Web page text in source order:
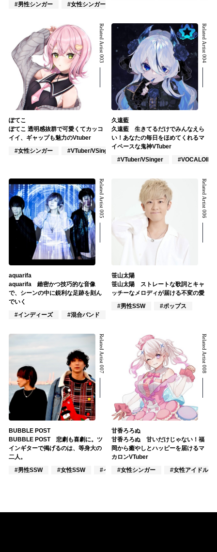
#男性シンガー
#女性シンガー
Related Artist 003
ぽてこ
ぽてこ 透明感抜群で可愛くてカッコ
イイ、ギャップも魅力のVtuber
#女性シンガー
#VTuber/VSinger #ポップス
Related Artist 004
久遠藍
久遠藍 生きてるだけでみんなえら
い！あなたの毎日をほめてくれるマ
イペースな鬼神VTuber
#VTuber/VSinger
#VOCALOID
Related Artist 005
aquarifa
aquarifa 緻密かつ技巧的な音像
で、シーンの中に鋭利な足跡を刻ん
でいく
#インディーズ
#混合バンド
Related Artist 006
笹山太陽
笹山太陽 ストレートな歌詞とキャ
ッチーなメロディが届ける不変の愛
#男性SSW
#ポップス
Related Artist 007
BUBBLE POST
BUBBLE POST 悲劇も喜劇に。ツ
インギターで掲げるのは、等身大の
二人。
#男性SSW
#女性SSW #インディーズ
Related Artist 008
甘香ろろぬ
甘香ろろぬ 甘いだけじゃない！福
岡から癒やしとハッピーを届けるマ
カロンVTuber
#女性シンガー
#女性アイドル